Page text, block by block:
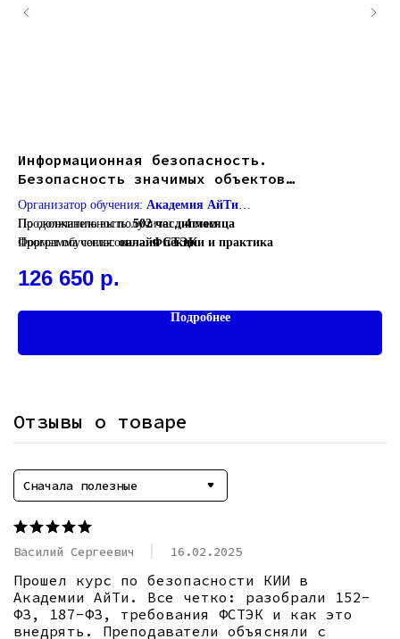
Информационная безопасность.
Безопасность значимых объектов
критической информационной
инфраструктуры
Организатор обучения: Академия АйТи
Продолжительность:502 час., 4 месяца
Формат обучения:онлайн лекции и практика
По окончанию вы получите:диплом
Программа согласована:ФСТЭК
126 650 р.
Подробнее
Отзывы о товаре
Сначала полезные
Василий Сергеевич 16.02.2025
Прошел курс по безопасности КИИ в
Академии АйТи. Все четко: разобрали 152-
ФЗ, 187-ФЗ, требования ФСТЭК и как это
внедрять. Преподаватели объясняли с